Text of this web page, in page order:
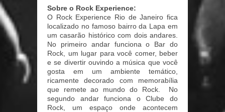
Sobre o Rock Experience:
O Rock Experience Rio de Janeiro fica
localizado no famoso bairro da Lapa em
um casarão histórico com dois andares.
No primeiro andar funciona o Bar do
Rock, um lugar para você comer, beber
e se divertir ouvindo a música que você
gosta em um ambiente temático,
ricamente decorado com memorabília
que remete ao mundo do Rock. No
segundo andar funciona o Clube do
Rock, um espaço onde acontecem